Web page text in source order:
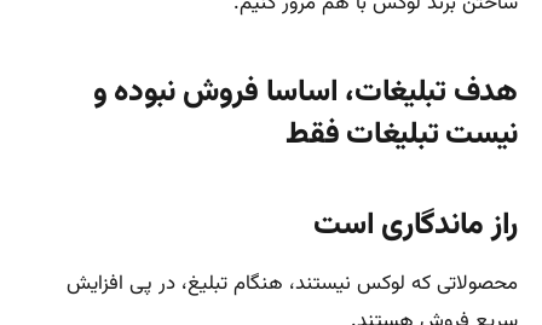
هدف تبلیغات، اساسا فروش نبوده و
نیست تبلیغات فقط
راز ماندگاری است
محصولاتی که لوکس نیستند، هنگام تبلیغ، در پی افزایش